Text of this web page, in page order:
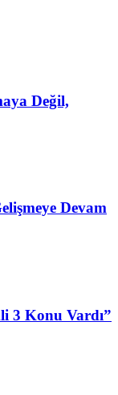
Değil,
Devam
3 Konu Vardı”